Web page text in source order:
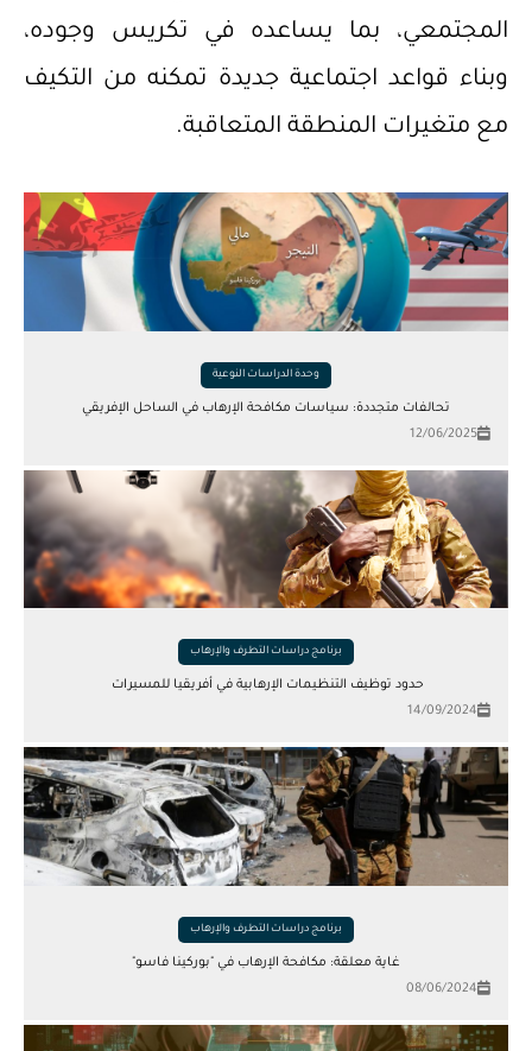
المجتمعي، بما يساعده في تكريس وجوده،
وبناء قواعد اجتماعية جديدة تمكنه من التكيف
مع متغيرات المنطقة المتعاقبة.
وحدة الدراسات النوعية
تحالفات متجددة: سياسات مكافحة الإرهاب في الساحل الإفريقي
12/06/2025
برنامج دراسات التطرف والإرهاب
حدود توظيف التنظيمات الإرهابية في أفريقيا للمسيرات
14/09/2024
برنامج دراسات التطرف والإرهاب
غاية معلقة: مكافحة الإرهاب في "بوركينا فاسو"
08/06/2024